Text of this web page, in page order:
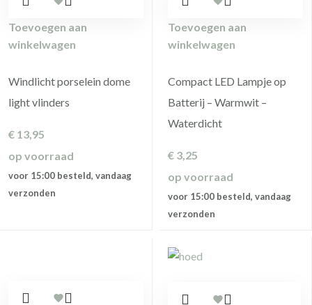
Toevoegen aan
winkelwagen
Windlicht porselein dome
light vlinders
€ 13,95
op voorraad
voor 15:00 besteld, vandaag
verzonden
Toevoegen aan
winkelwagen
Compact LED Lampje op
Batterij – Warmwit –
Waterdicht
€ 3,25
op voorraad
voor 15:00 besteld, vandaag
verzonden